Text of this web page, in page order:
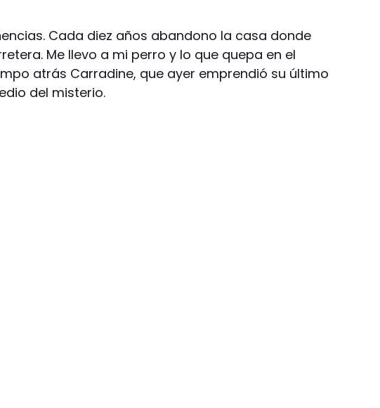
Cada diez años abandono la casa donde
Me llevo a mi perro y lo que quepa en el
atrás Carradine, que ayer emprendió su último
del misterio.